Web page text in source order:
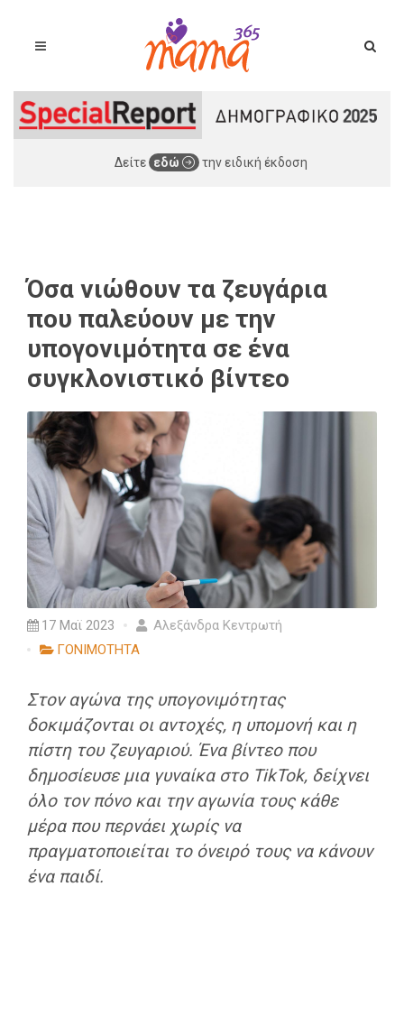
Δείτε εδώ την ειδική έκδοση
Όσα νιώθουν τα ζευγάρια
που παλεύουν με την
υπογονιμότητα σε ένα
συγκλονιστικό βίντεο
17 Μαϊ 2023
Αλεξάνδρα Κεντρωτή
ΓΟΝΙΜΟΤΗΤΑ
Στον αγώνα της υπογονιμότητας
δοκιμάζονται οι αντοχές, η υπομονή και η
πίστη του ζευγαριού. Ένα βίντεο που
δημοσίευσε μια γυναίκα στο TikTok, δείχνει
όλο τον πόνο και την αγωνία τους κάθε
μέρα που περνάει χωρίς να
πραγματοποιείται το όνειρό τους να κάνουν
ένα παιδί.